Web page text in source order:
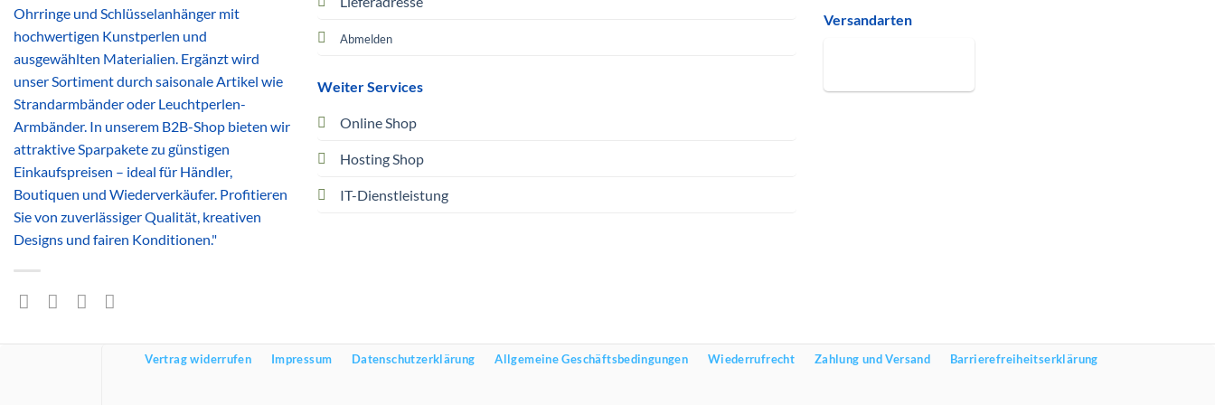
Ohrringe und Schlüsselanhänger mit
hochwertigen Kunstperlen und
ausgewählten Materialien. Ergänzt wird
unser Sortiment durch saisonale Artikel wie
Strandarmbänder oder Leuchtperlen-
Armbänder. In unserem B2B-Shop bieten wir
attraktive Sparpakete zu günstigen
Einkaufspreisen – ideal für Händler,
Boutiquen und Wiederverkäufer. Profitieren
Sie von zuverlässiger Qualität, kreativen
Designs und fairen Konditionen."
Abmelden
Weiter Services
Online Shop
Hosting Shop
IT-Dienstleistung
Versandarten
Vertrag widerrufen Impressum Datenschutzerklärung Allgemeine Geschäftsbedingungen Wiederrufrecht Zahlung und Versand Barrierefreiheitserklärung